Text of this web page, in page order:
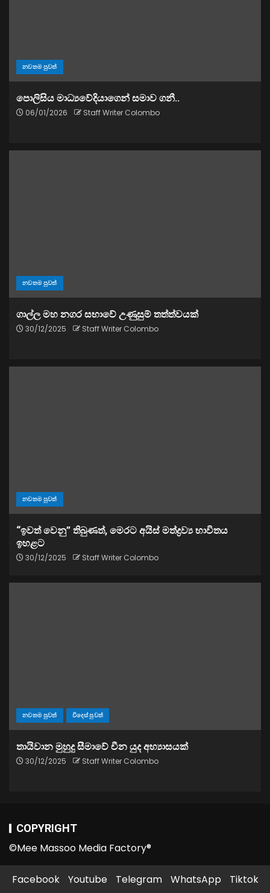
නවතම පුවත්
පොලිසිය මාධ්‍යවේදියාගෙන් සමාව ගනී..
06/01/2026 Staff Writer Colombo
නවතම පුවත්
ගාල්ල මහ නගර සභාවේ උණුසුම් තත්ත්වයක්
30/12/2025 Staff Writer Colombo
නවතම පුවත්
“ඉවත් වෙනු” තිබුණත්, මෙරට අයිස් මත්ද්‍රව්‍ය භාවිතය
ඉහළට
30/12/2025 Staff Writer Colombo
නවතම පුවත් විදෙස් පුවත්
තායිවාන මුහුදු සීමාවේ චීන යුද අභ්‍යාසයක්
30/12/2025 Staff Writer Colombo
COPYRIGHT
©Mee Massoo Media Factory®
Facebook Youtube Telegram WhatsApp Tiktok